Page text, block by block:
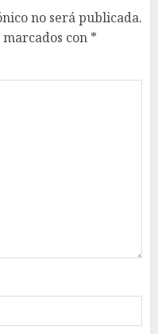
no será publicada.
con *